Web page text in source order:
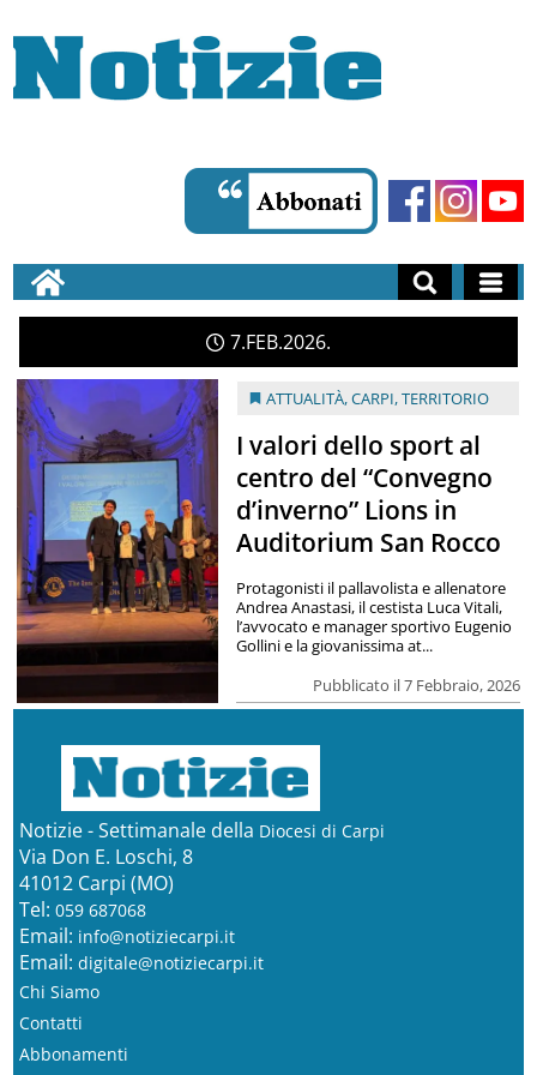
7 FEB2026
ATTUALITÀ,CARPI,TERRITORIO
I valori dello sport al
centro del “Convegno
d’inverno” Lions in
Auditorium San Rocco
Pubblicato il 7 Febbraio, 2026
Protagonisti il pallavolista e allenatore
Andrea Anastasi, il cestista Luca Vitali,
l’avvocato e manager sportivo Eugenio
Gollini e la giovanissima at...
Notizie - Settimanale della Diocesi di Carpi
Via Don E. Loschi, 8
41012 Carpi (MO)
Tel: 059 687068
Email: info@notiziecarpi.it
Email: digitale@notiziecarpi.it
Chi Siamo
Contatti
Abbonamenti